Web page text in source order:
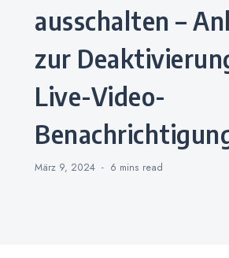
ausschalten –
zur
Live-Video-
März 9, 2024 6 mins read